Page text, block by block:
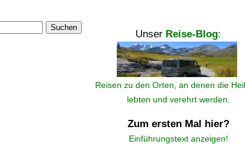
Suchen
Unser Reise-Blog:
Reisen zu den Orten, an denen die
lebten und verehrt werden.
Zum ersten Mal hier?
Einführungstext anzeigen!